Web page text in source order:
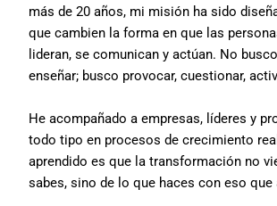
más de 20 años, mi misión ha sido
que cambien la forma en que las
lideran, se comunican y actúan. No
enseñar; busco provocar, cuestionar,
He acompañado a empresas, líderes y
todo tipo en procesos de crecimiento
aprendido es que la transformación no
sabes, sino de lo que haces con eso que